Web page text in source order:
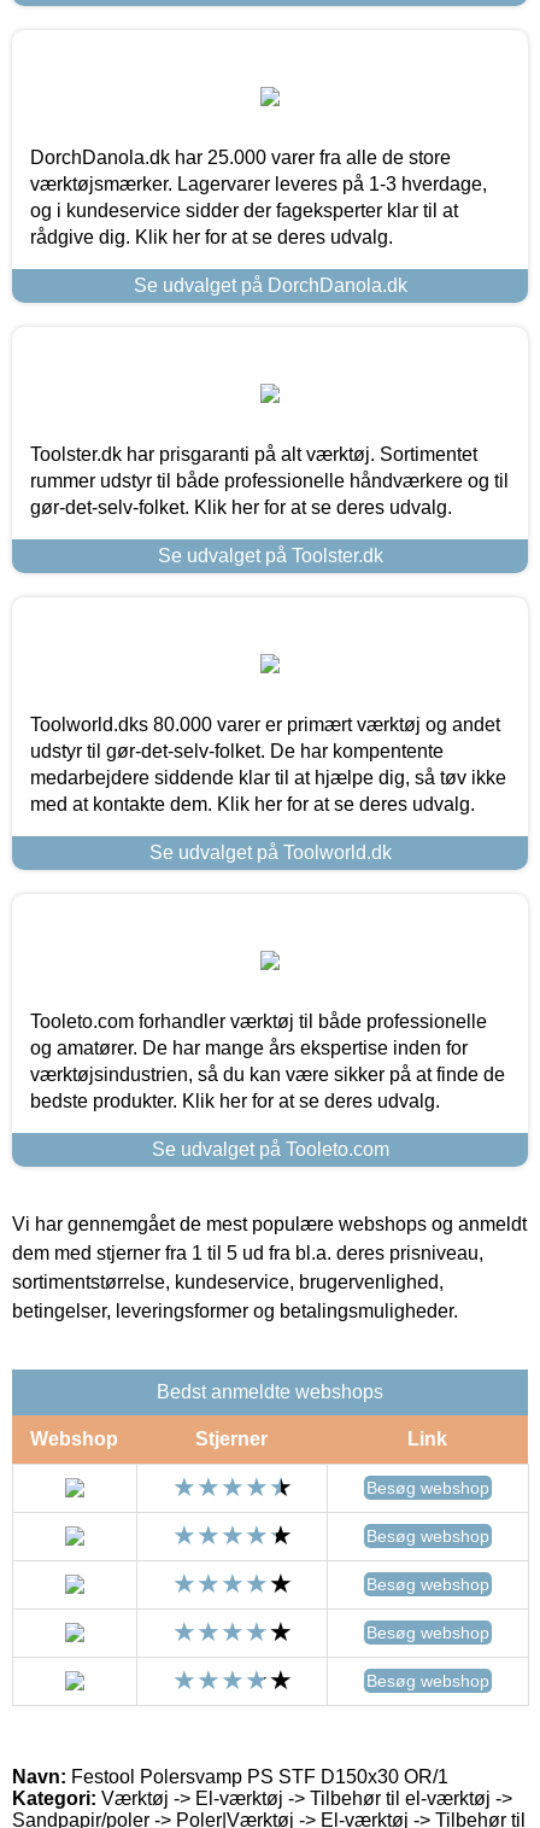
DorchDanola.dk har 25.000 varer fra alle de store
værktøjsmærker. Lagervarer leveres på 1-3 hverdage,
og i kundeservice sidder der fageksperter klar til at
rådgive dig. Klik her for at se deres udvalg.
Se udvalget på DorchDanola.dk
Toolster.dk har prisgaranti på alt værktøj. Sortimentet
rummer udstyr til både professionelle håndværkere og til
gør-det-selv-folket. Klik her for at se deres udvalg.
Se udvalget på Toolster.dk
Toolworld.dks 80.000 varer er primært værktøj og andet
udstyr til gør-det-selv-folket. De har kompentente
medarbejdere siddende klar til at hjælpe dig, så tøv ikke
med at kontakte dem. Klik her for at se deres udvalg.
Se udvalget på Toolworld.dk
Tooleto.com forhandler værktøj til både professionelle
og amatører. De har mange års ekspertise inden for
værktøjsindustrien, så du kan være sikker på at finde de
bedste produkter. Klik her for at se deres udvalg.
Se udvalget på Tooleto.com
Vi har gennemgået de mest populære webshops og anmeldt
dem med stjerner fra 1 til 5 ud fra bl.a. deres prisniveau,
sortimentstørrelse, kundeservice, brugervenlighed,
betingelser, leveringsformer og betalingsmuligheder.
Bedst anmeldte webshops
Webshop Stjerner Link
Besøg webshop
Besøg webshop
Besøg webshop
Besøg webshop
Besøg webshop
Navn: Festool Polersvamp PS STF D150x30 OR/1
Kategori: Værktøj -> El-værktøj -> Tilbehør til el-værktøj ->
Sandpapir/poler -> Poler|Værktøj -> El-værktøj -> Tilbehør til